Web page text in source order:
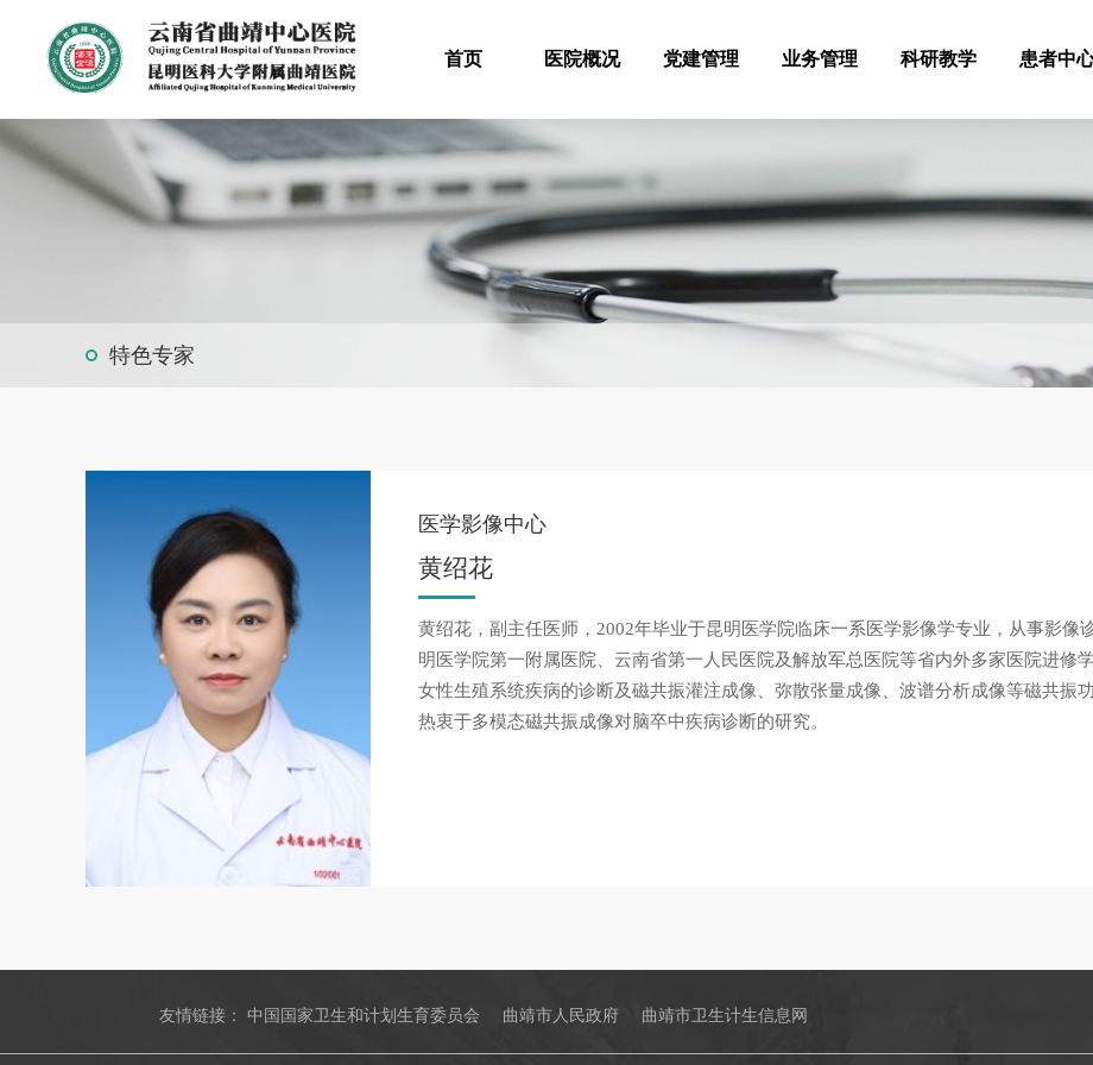
首页 医院概况 党建管理 业务管理 科研教学 患者中
特色专家
医学影像中心
黄绍花
黄绍花，副主任医师，2002年毕业于昆明医学院临床一系医学影像学专业，从事影像
明医学院第一附属医院、云南省第一人民医院及解放军总医院等省内外多家医院进修
女性生殖系统疾病的诊断及磁共振灌注成像、弥散张量成像、波谱分析成像等磁共振
热衷于多模态磁共振成像对脑卒中疾病诊断的研究。
友情链接：中国国家卫生和计划生育委员会 曲靖市人民政府 曲靖市卫生计生信息网